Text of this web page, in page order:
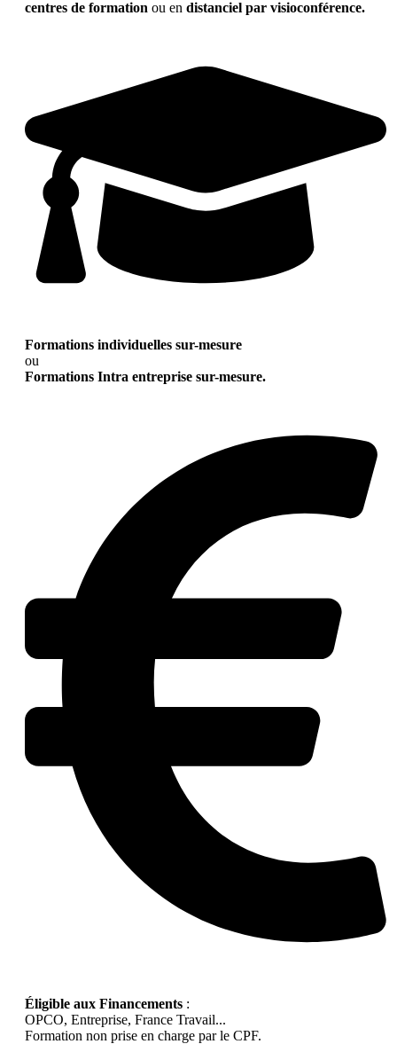
centres de formation ou en distanciel par visioconférence.
Formations individuelles sur-mesure
ou
Formations Intra entreprise sur-mesure.
Éligible aux Financements :
OPCO, Entreprise, France Travail...
Formation non prise en charge par le CPF.